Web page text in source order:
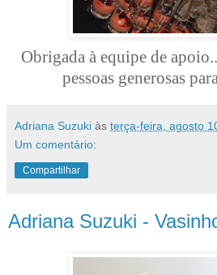
Obrigada à equipe de
pessoas generosas
Adriana Suzuki às terça-feira, agosto
Um comentário:
Compartilhar
Adriana Suzuki -